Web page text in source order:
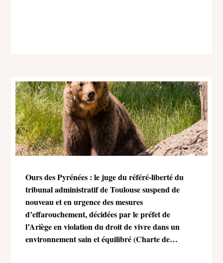
Ours des Pyrénées : le juge du référé-liberté du
tribunal administratif de Toulouse suspend de
nouveau et en urgence des mesures
d’effarouchement, décidées par le préfet de
l’Ariège en violation du droit de vivre dans un
environnement sain et équilibré (Charte de